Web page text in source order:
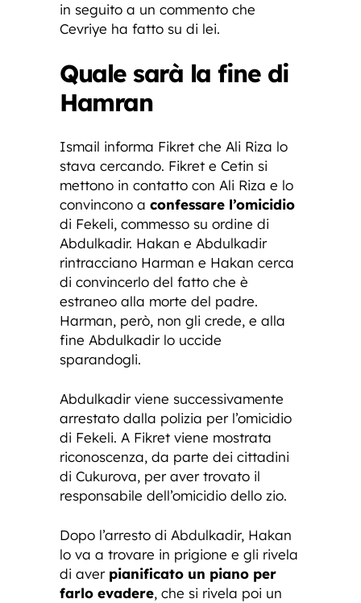
in seguito a un commento che
Cevriye ha fatto su di lei.
Quale sarà la fine di
Hamran
Ismail informa Fikret che Ali Riza lo
stava cercando. Fikret e Cetin si
mettono in contatto con Ali Riza e lo
convincono a confessare l’omicidio
di Fekeli, commesso su ordine di
Abdulkadir. Hakan e Abdulkadir
rintracciano Harman e Hakan cerca
di convincerlo del fatto che è
estraneo alla morte del padre.
Harman, però, non gli crede, e alla
fine Abdulkadir lo uccide
sparandogli.
Abdulkadir viene successivamente
arrestato dalla polizia per l’omicidio
di Fekeli. A Fikret viene mostrata
riconoscenza, da parte dei cittadini
di Cukurova, per aver trovato il
responsabile dell’omicidio dello zio.
Dopo l’arresto di Abdulkadir, Hakan
lo va a trovare in prigione e gli rivela
di aver pianificato un piano per
farlo evadere, che si rivela poi un